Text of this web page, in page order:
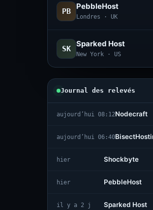
PB
PebbleHost
Londres · UK
SK
Sparked Host
New York · US
Journal des relevés
aujourd’hui 08:12Nodecraft
aujourd’hui 06:40
hier Shockbyte
hier PebbleHost
il y a 2 j Sparked Host